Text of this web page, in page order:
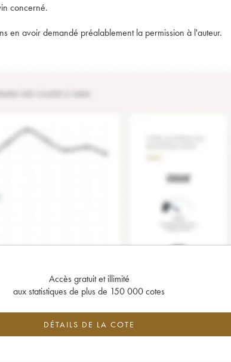
concerné.
en avoir demandé préalablement la permission à l'auteur.
Accès gratuit et illimité
aux statistiques de plus de 150 000 cotes
DÉTAILS DE LA COTE